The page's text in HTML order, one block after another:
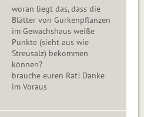
woran liegt das, dass die
Blätter von Gurkenpflanzen
im Gewächshaus weiße
Punkte (sieht aus wie
Streusalz) bekommen
können?
brauche euren Rat! Danke
im Voraus